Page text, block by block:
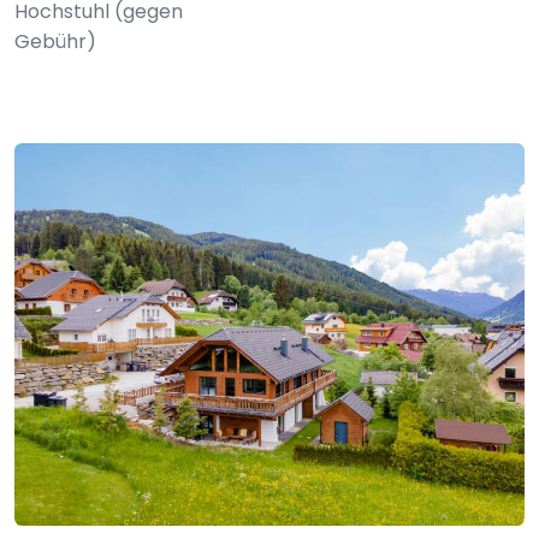
Hochstuhl (gegen
Gebühr)